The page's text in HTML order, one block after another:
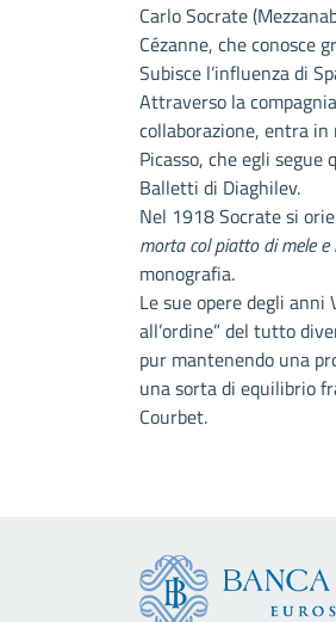
Carlo Socrate
Cézanne, che conosce
Subisce l’influenza di
Attraverso la
collaborazione, entra
Picasso, che egli
Balletti di Diaghilev.
Nel 1918 Socrate si
morta col piatto di mele e
monografia.
Le sue opere degli
all’ordine” del tutto
pur mantenendo una
una sorta di equilibrio
Courbet.